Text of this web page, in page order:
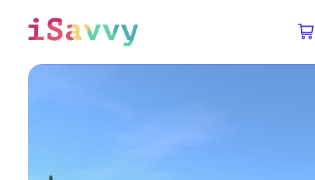
Обучайтесь вместе с платформой iSavvy